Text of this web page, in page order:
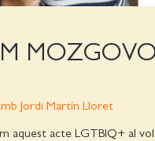
Jordi Martín Lloret
aquest acte LGTBIQ+ al